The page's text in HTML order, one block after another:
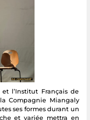
et l’Institut Français de
Compagnie Miangaly
ses formes durant un
et variée mettra en